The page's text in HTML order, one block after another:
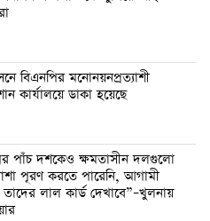
বিএনপির মনোনয়নপ্রত্যাশী
কার্যালয়ে ডাকা হয়েছে
পাঁচ দশকেও ক্ষমতাসীন দলগুলো
পূরণ করতে পারেনি, আগামী
তাদের লাল কার্ড দেখাবে”–খুলনায়